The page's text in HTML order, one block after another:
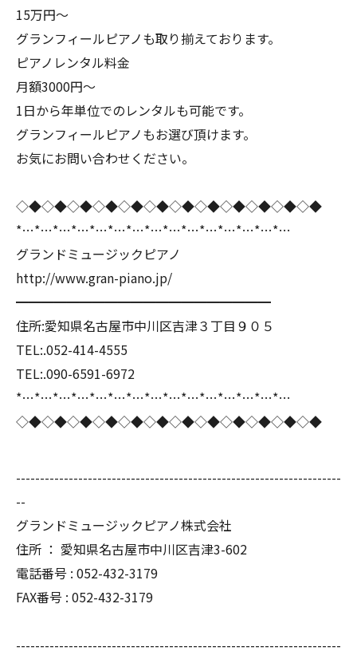
15万円〜
グランフィールピアノも取り揃えております。
ピアノレンタル料金
月額3000円〜
1日から年単位でのレンタルも可能です。
グランフィールピアノもお選び頂けます。
お気にお問い合わせください。
◇◆◇◆◇◆◇◆◇◆◇◆◇◆◇◆◇◆◇◆◇◆◇◆
*…*…*…*…*…*…*…*…*…*…*…*…*…*…*…
グランドミュージックピアノ
http://www.gran-piano.jp/
━━━━━━━━━━━━━━━━━━━━
住所:愛知県名古屋市中川区吉津３丁目９０５
TEL:.052-414-4555
TEL:.090-6591-6972
*…*…*…*…*…*…*…*…*…*…*…*…*…*…*…
◇◆◇◆◇◆◇◆◇◆◇◆◇◆◇◆◇◆◇◆◇◆◇◆
--------------------------------------------------------------------
--
グランドミュージックピアノ株式会社
住所 ： 愛知県名古屋市中川区吉津3-602
電話番号 : 052-432-3179
FAX番号 : 052-432-3179
--------------------------------------------------------------------